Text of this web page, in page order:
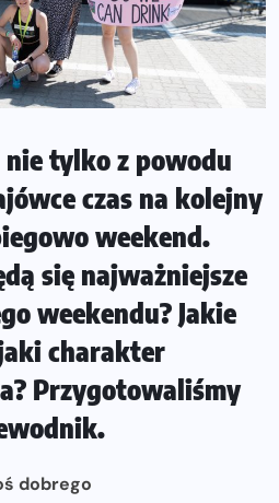
nie tylko z powodu
czas na kolejny
weekend.
się najważniejsze
weekendu? Jakie
charakter
Przygotowaliśmy
dobrego